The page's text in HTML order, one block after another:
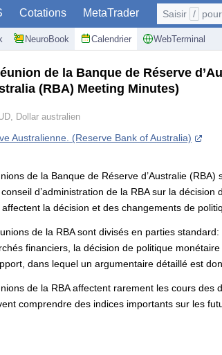
Cotations MetaTrader
NeuroBook Calendrier WebTerminal
Saisir / pour
de la Banque de Réserve
(RBA) Meeting Minutes)
Dollar australien
Australienne. (Reserve Bank of Australia)
de la Banque de Réserve d’Australie
d’administration de la RBA sur la
la décision et des changements de
de la RBA sont divisés en parties
financiers, la décision de politique
dans lequel un argumentaire détaillé est
de la RBA affectent rarement les cours
comprendre des indices importants sur les